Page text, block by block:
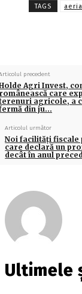
TAGS
precedent
Agri Invest,
care
agricole, a
din ju…
Articolul următor
Noi facilități fiscale
care declară un
decât în anul
Ultimele